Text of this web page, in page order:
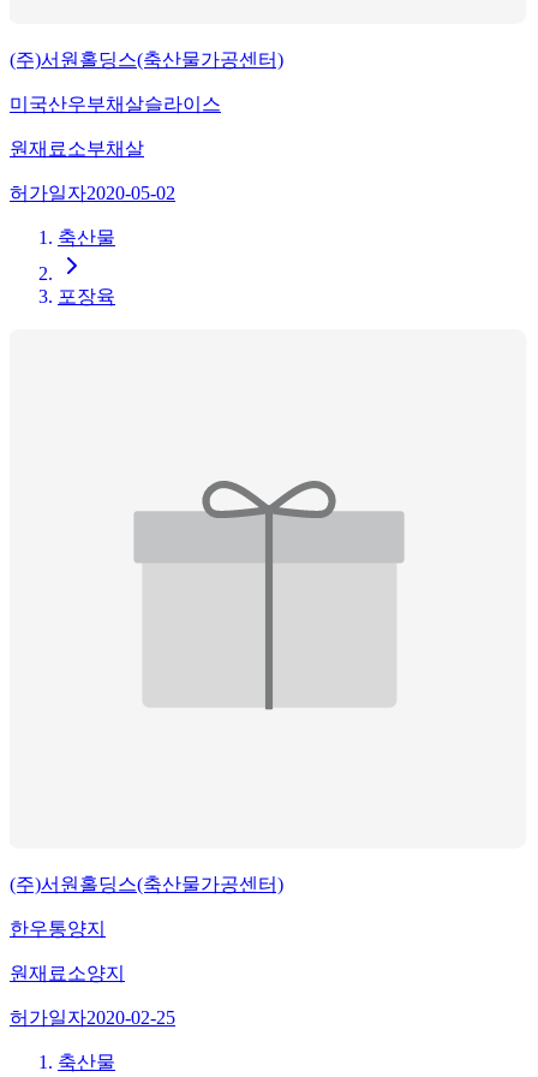
(주)서원홀딩스(축산물가공센터)
미국산우부채살슬라이스
원재료소부채살
허가일자2020-05-02
축산물
포장육
(주)서원홀딩스(축산물가공센터)
한우통양지
원재료소양지
허가일자2020-02-25
축산물